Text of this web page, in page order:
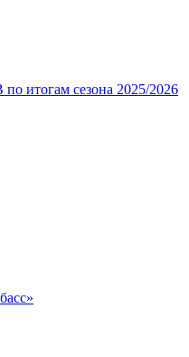
итогам сезона 2025/2026